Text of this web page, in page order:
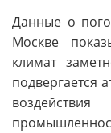
Данные о
Москве
климат
подвергается